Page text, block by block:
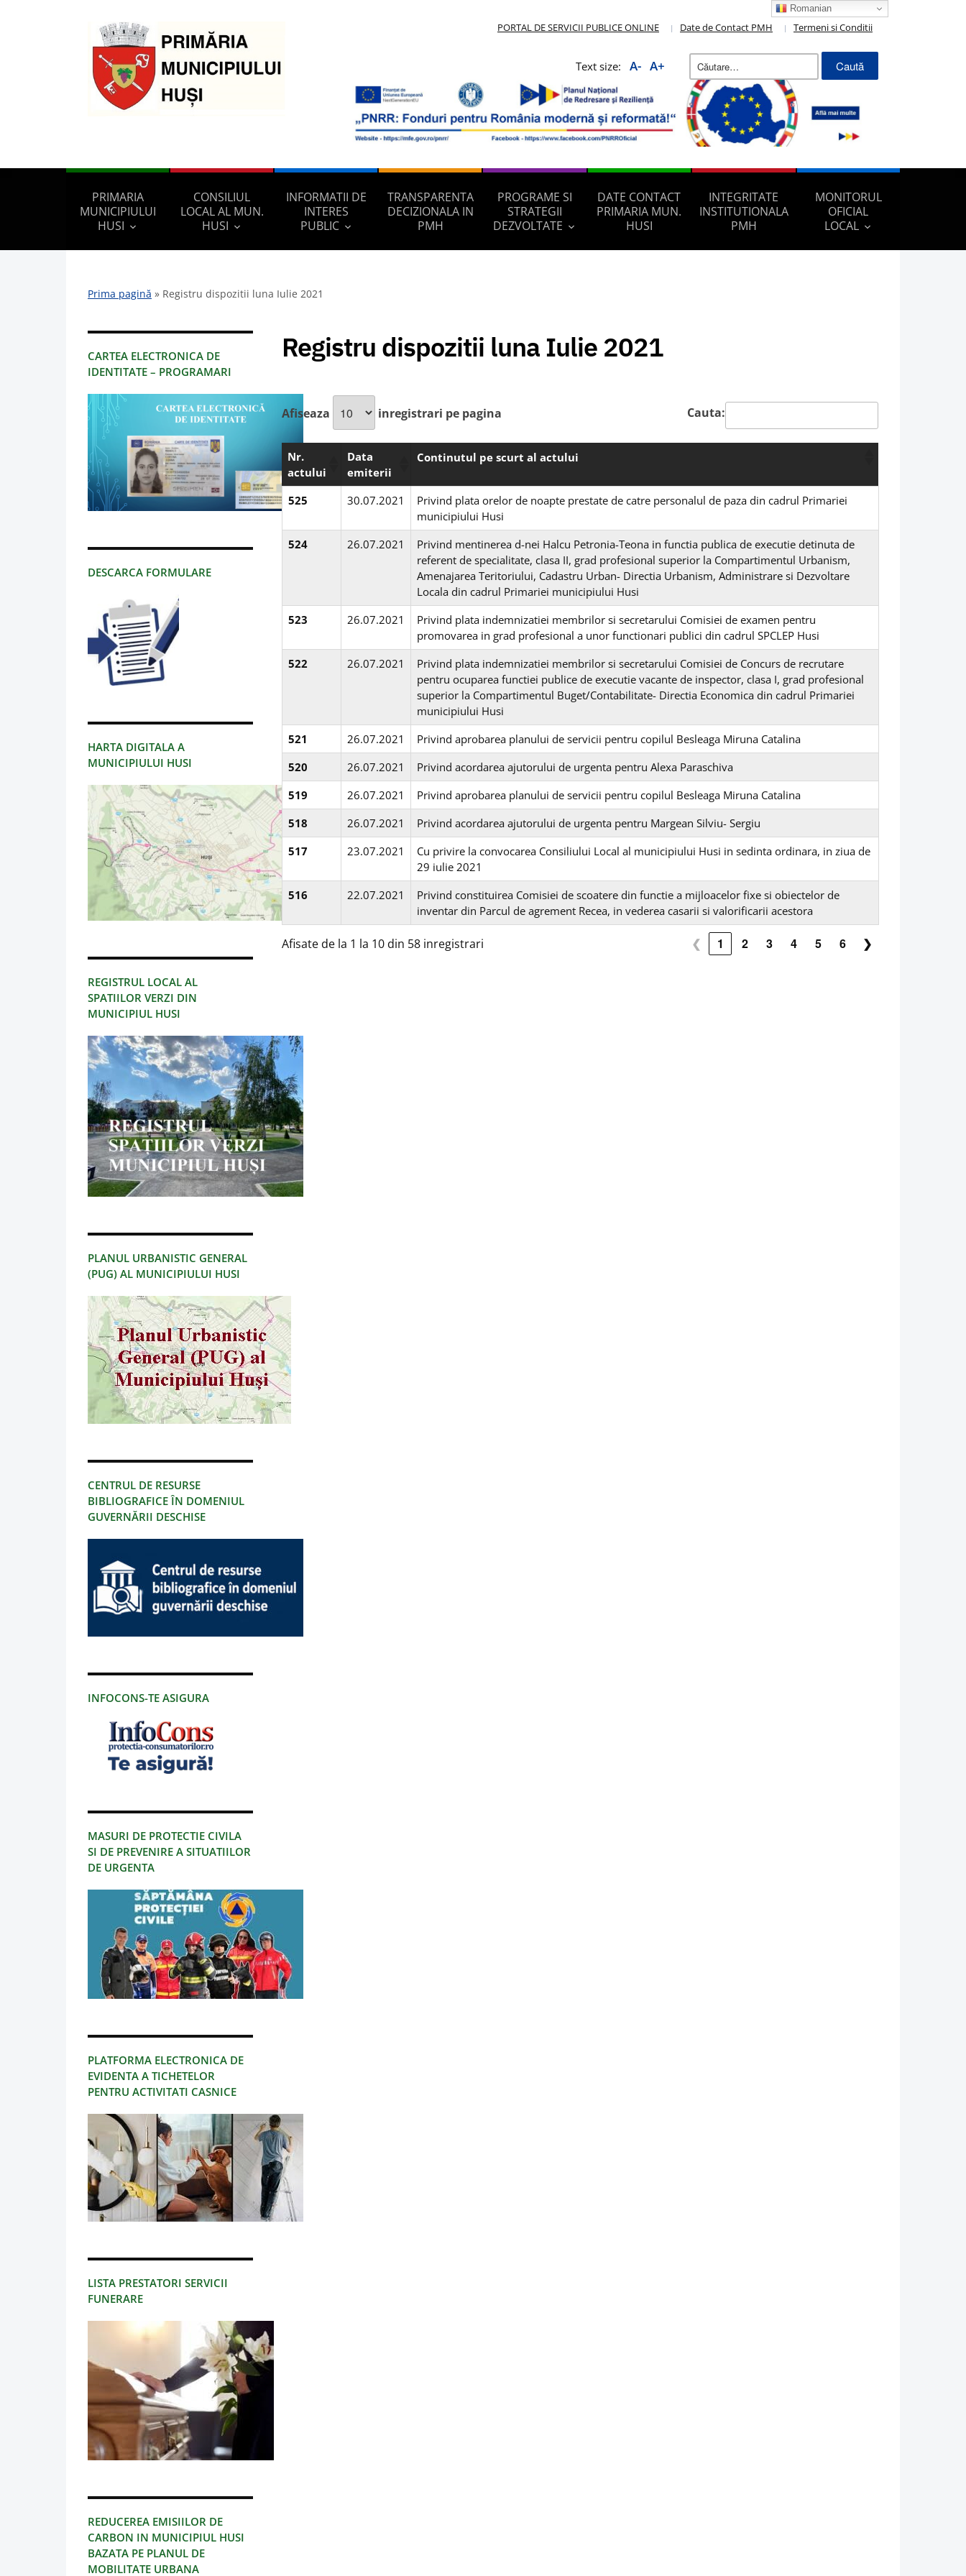
PORTAL DE SERVICII PUBLICE ONLINE Date de Contact PMH Termeni si Conditii
Text size: A- A+
Caută
după:
PRIMARIA
MUNICIPIULUI
HUSI
CONSILIUL
LOCAL AL MUN.
HUSI
INFORMATII DE
INTERES
PUBLIC
TRANSPARENTA
DECIZIONALA IN
PMH
PROGRAME SI
STRATEGII
DEZVOLTATE
DATE CONTACT
PRIMARIA MUN.
HUSI
INTEGRITATE
INSTITUTIONALA
PMH
MONITORUL
OFICIAL
LOCAL
Prima pagină » Registru dispozitii luna Iulie 2021
CARTEA ELECTRONICA DE
IDENTITATE – PROGRAMARI
DESCARCA FORMULARE
HARTA DIGITALA A
MUNICIPIULUI HUSI
REGISTRUL LOCAL AL
SPATIILOR VERZI DIN
MUNICIPIUL HUSI
PLANUL URBANISTIC GENERAL
(PUG) AL MUNICIPIULUI HUSI
CENTRUL DE RESURSE
BIBLIOGRAFICE ÎN DOMENIUL
GUVERNĂRII DESCHISE
INFOCONS-TE ASIGURA
MASURI DE PROTECTIE CIVILA
SI DE PREVENIRE A SITUATIILOR
DE URGENTA
PLATFORMA ELECTRONICA DE
EVIDENTA A TICHETELOR
PENTRU ACTIVITATI CASNICE
LISTA PRESTATORI SERVICII
FUNERARE
REDUCEREA EMISIILOR DE
CARBON IN MUNICIPIUL HUSI
BAZATA PE PLANUL DE
MOBILITATE URBANA
Registru dispozitii luna Iulie 2021
Afiseaza inregistrari pe pagina Cauta:
Nr.
actului
Data
emiterii
Continutul pe scurt al actului
525 30.07.2021
Privind plata orelor de noapte prestate de catre personalul de paza din cadrul Primariei
municipiului Husi
524
26.07.2021
Privind mentinerea d-nei Halcu Petronia-Teona in functia publica de executie detinuta de
referent de specialitate, clasa II, grad profesional superior la Compartimentul Urbanism,
Amenajarea Teritoriului, Cadastru Urban- Directia Urbanism, Administrare si Dezvoltare
Locala din cadrul Primariei municipiului Husi
523
26.07.2021
Privind plata indemnizatiei membrilor si secretarului Comisiei de examen pentru
promovarea in grad profesional a unor functionari publici din cadrul SPCLEP Husi
522
26.07.2021
Privind plata indemnizatiei membrilor si secretarului Comisiei de Concurs de recrutare
pentru ocuparea functiei publice de executie vacante de inspector, clasa I, grad profesional
superior la Compartimentul Buget/Contabilitate- Directia Economica din cadrul Primariei
municipiului Husi
521
26.07.2021
Privind aprobarea planului de servicii pentru copilul Besleaga Miruna Catalina
520
26.07.2021
Privind acordarea ajutorului de urgenta pentru Alexa Paraschiva
519
26.07.2021
Privind aprobarea planului de servicii pentru copilul Besleaga Miruna Catalina
518
26.07.2021
Privind acordarea ajutorului de urgenta pentru Margean Silviu- Sergiu
517
23.07.2021
Cu privire la convocarea Consiliului Local al municipiului Husi in sedinta ordinara, in ziua de
29 iulie 2021
516
22.07.2021
Privind constituirea Comisiei de scoatere din functie a mijloacelor fixe si obiectelor de
inventar din Parcul de agrement Recea, in vederea casarii si valorificarii acestora
Afisate de la 1 la 10 din 58 inregistrari ❮ 1 2 3 4 5 6 ❯
Romanian